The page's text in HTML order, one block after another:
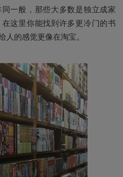
一般，那些大多数是独立成家
这里你能找到许多更冷门的书
的感觉更像在淘宝。